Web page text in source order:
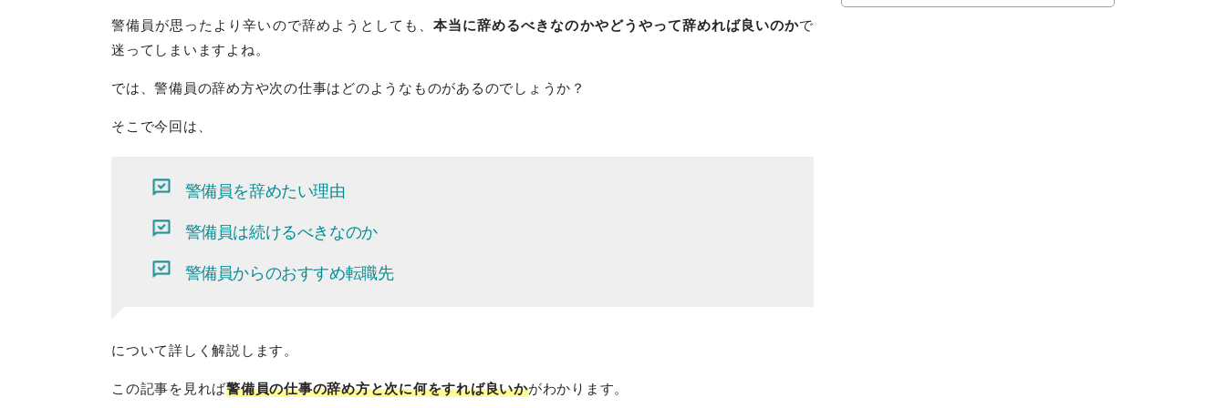
警備員が思ったより辛いので辞めようとしても、本当に辞めるべきなのかやどうやって辞めれば良いのかで
迷ってしまいますよね。
では、警備員の辞め方や次の仕事はどのようなものがあるのでしょうか？
そこで今回は、
警備員を辞めたい理由
警備員は続けるべきなのか
警備員からのおすすめ転職先
について詳しく解説します。
この記事を見れば警備員の仕事の辞め方と次に何をすれば良いかがわかります。